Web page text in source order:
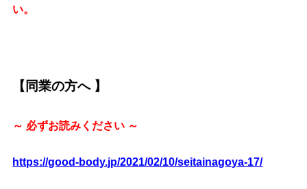
い。
【同業の方へ 】
～ 必ずお読みください ～
https://good-body.jp/2021/02/10/seitainagoya-17/